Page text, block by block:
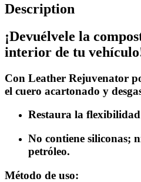
Description
¡Devuélvele la
interior de tu
Con Leather Rejuvenator
el cuero acartonado y
Restaura la
No contiene siliconas;
petróleo.
Método de uso: